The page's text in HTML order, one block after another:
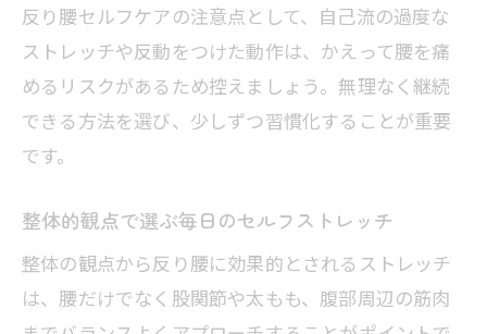
反り腰セルフケアの注意点として、自己流の過度な
ストレッチや反動をつけた動作は、かえって腰を痛
めるリスクがあるため控えましょう。無理なく継続
できる方法を選び、少しずつ習慣化することが重要
です。
整体的観点で選ぶ毎日のセルフストレッチ
整体の観点から反り腰に効果的とされるストレッチ
は、腰だけでなく股関節や太もも、腹部周辺の筋肉